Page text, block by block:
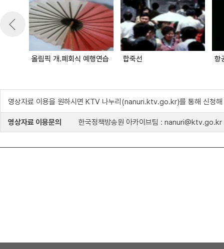
올림픽 개.폐회식 예행연습 합죽선 항
영상자료 이용을 원하시면 KTV 나누리(nanuri.ktv.go.kr)를 통해 신청해
영상자료 이용문의 한국정책방송원 아카이브팀 : nanuri@ktv.go.kr